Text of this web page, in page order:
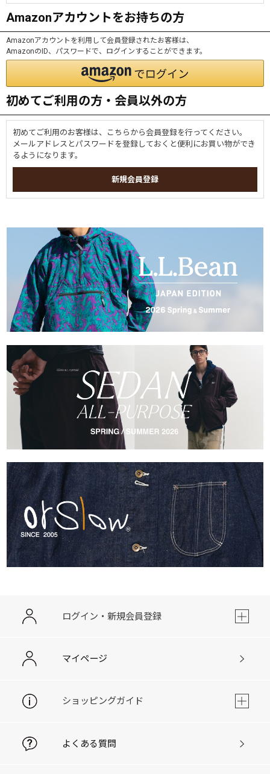
Amazonアカウントをお持ちの方
Amazonアカウントを利用して会員登録されたお客様は、
AmazonのID、パスワードで、ログインすることができます。
初めてご利用の方・会員以外の方
初めてご利用のお客様は、こちらから会員登録を行ってください。
メールアドレスとパスワードを登録しておくと便利にお買い物ができ
るようになります。
ログイン・新規会員登録
マイページ
ショッピングガイド
よくある質問